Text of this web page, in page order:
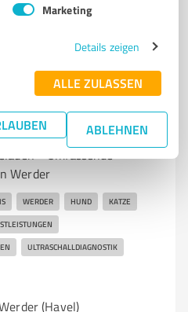
Marketing
Details zeigen
ALLE ZULASSEN
ABLEHNEN
/ 5,00
- Umfassende
Werder
WERDER HUND KATZE
ULTRASCHALLDIAGNOSTIK
(Havel)